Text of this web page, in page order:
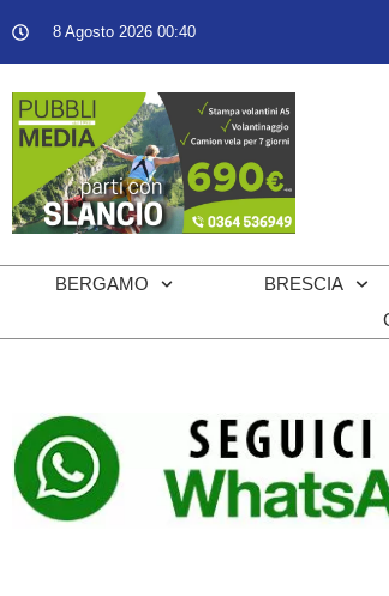
8 Agosto 2026 00:40
BERGAMO BRESCIA